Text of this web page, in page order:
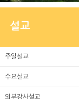
설교
주일설교
수요설교
외부강사설교